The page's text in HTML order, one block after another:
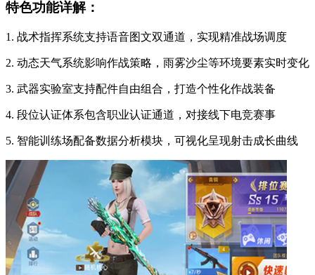
特色功能详解：
1. 战术指挥系统支持语音图文双通道，实现精准战场调度
2. 动态天气系统影响作战策略，雨雾沙尘等环境要素实时变化
3. 武器实验室支持配件自由组合，打造个性化作战装备
4. 段位认证体系包含职业认证通道，对接线下电竞赛事
5. 智能训练场配备数据分析模块，可视化呈现射击成长曲线